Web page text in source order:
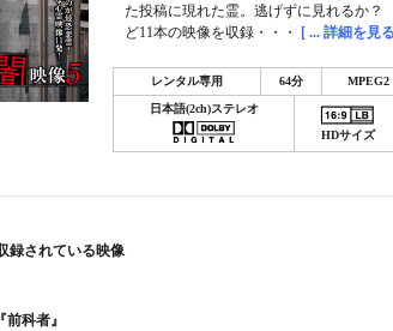
た投稿に現れた霊。逃げずに見れるか？
ど11本の映像を収録・・・
[ ... 詳細を見
レンタル専用 64分 MPEG2
日本語(2ch)ステレオ
HDサイズ
録されている映像
前科者』